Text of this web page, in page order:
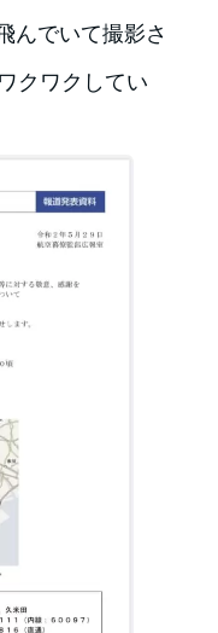
んでいて撮影さ
クワクしてい